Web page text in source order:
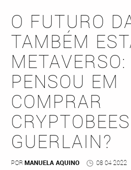
O FUTURO
TAMBÉM
PENSOU EM
COMPRAR
GUERLAIN?
PORMANUELA AQUINO 08 04 2022